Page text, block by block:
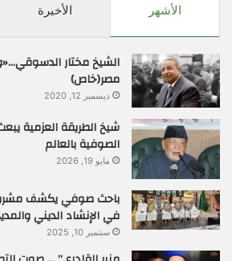
الأشهر الأخيرة
الشيخ مختار
مصر(خاص)
ديسمبر 12, 2020
شيخ الطريقة العزمية
الصوفية بالعالم
مايو 19, 2026
باحث صوفي يكشف
في الإنشاد الديني
سبتمبر 10, 2025